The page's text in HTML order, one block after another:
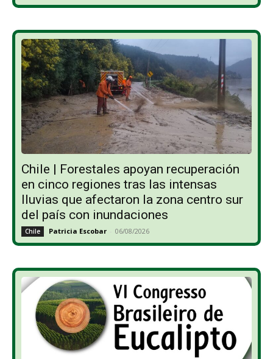
Chile | Forestales apoyan recuperación
en cinco regiones tras las intensas
lluvias que afectaron la zona centro sur
del país con inundaciones
Chile Patricia Escobar - 06/08/2026